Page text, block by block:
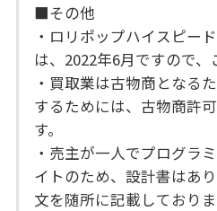
■その他
・ロリポップハイスピー
は、2022年6月ですので、
・買取業は古物商となる
するためには、古物商許
す。
・売主が一人でプログラ
イトのため、設計書はあ
文を随所に記載しており